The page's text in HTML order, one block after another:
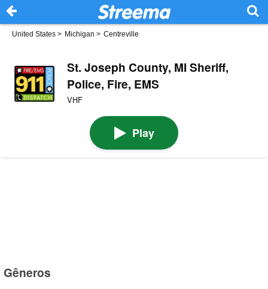
United States > Michigan > Centreville
St. Joseph County, MI Sheriff,
Police, Fire, EMS
VHF
Play
Gêneros